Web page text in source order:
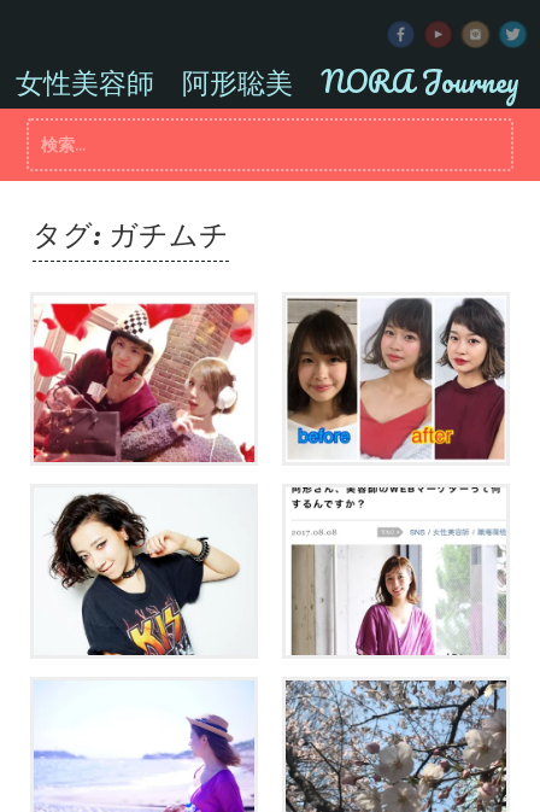
ツ
キ
女性美容師 阿形聡美 NORA Journey
タグ: ガチムチ
５年前の今日。スタイリス
ト阿形聡美爆誕。
中野製薬セミナーin仙台
売れるものと表現したいも
のの狭間で。
プレックスの塊がマーケ担
当になりました。
美容師歴１１年の先輩とし
てできること。